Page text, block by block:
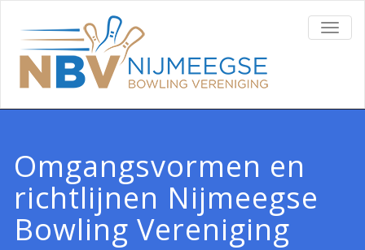
Omgangsvormen en
richtlijnen Nijmeegse
Bowling Vereniging